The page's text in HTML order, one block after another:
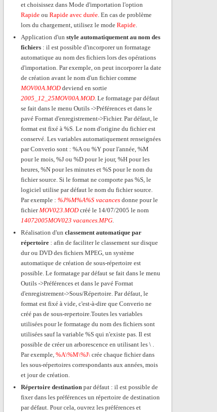
et choisissez dans Mode d'importation l'option
Rapideou Rapide avec durée. En cas de problème
lors du chargement, utilisez le mode Rapide.
Application d'un style automatiquement au nom des
fichiers: il est possible d'incorporer un formatage
automatique au nom des fichiers lors des opérations
d'importation. Par exemple, on peut incorporer la date
de création avant le nom d'un fichier comme
MOV00A.MODdeviend en sortie
2005_12_25MOV00A.MOD. Le formatage par défaut
se fait dans le menu Outils ->Préférences et dans le
pavé Format d'enregistrement->Fichier. Par défaut, le
format est fixé à %S. Le nom d'origine du fichier est
conservé. Les variables automatiquement renseignées
par Converio sont : %A ou %Y pour l'année, %M
pour le mois, %J ou %D pour le jour, %H pour les
heures, %N pour les minutes et %S pour le nom du
fichier source. Si le format ne comporte pas %S, le
logiciel utilise par défaut le nom du fichier source.
Par exemple : %J%M%A%S vacancesdonne pour le
fichier MOV023.MODcréé le 14/07/2005 le nom
14072005MOV023 vacances.MPG.
Réalisation d'un classement automatique par
répertoire: afin de faciliter le classement sur disque
dur ou DVD des fichiers MPEG, un système
automatique de création de sous-répertoire est
possible. Le formatage par défaut se fait dans le menu
Outils ->Préférences et dans le pavé Format
d'enregistrement->Sous/Répertoire. Par défaut, le
format est fixé à vide, c'est-à-dire que Converio ne
créé pas de sous-repertoire.Toutes les variables
utilisées pour le formatage du nom des fichiers sont
utilisées sauf la variable %S qui n'existe pas. Il est
possible de créer un arborescence en utilisant les \ .
Par exemple, %A\%M\%J\ crée chaque fichier dans
les sous-répertoires correspondants aux années, mois
et jour de création.
Répertoire destinationpar défaut : il est possible de
fixer dans les préférences un répertoire de destination
par défaut. Pour cela, ouvrez les préférences et